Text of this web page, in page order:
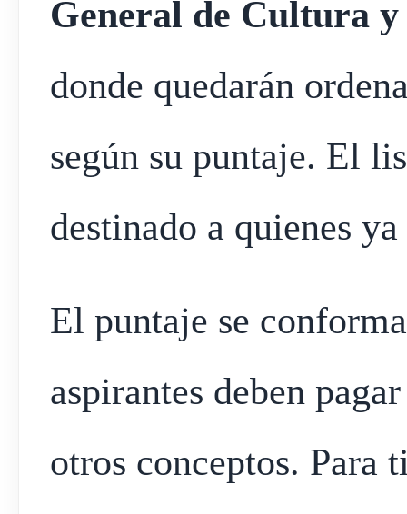
General de Cultura
donde quedarán
según su puntaje. El
destinado a quienes
El puntaje se
aspirantes deben
otros conceptos. Para